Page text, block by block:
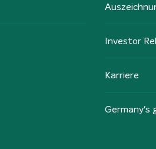
Investor
Karriere
Germany's